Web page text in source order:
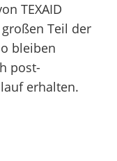
TEXAID
Teil der
bleiben
post-
erhalten.